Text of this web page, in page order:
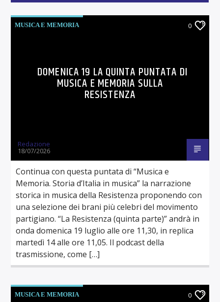
MUSICA E MEMORIA 0
DOMENICA 19 LA QUINTA PUNTATA DI
MUSICA E MEMORIA SULLA
RESISTENZA
Redazione
18/07/2026
Continua con questa puntata di “Musica e
Memoria. Storia d’Italia in musica” la narrazione
storica in musica della Resistenza proponendo con
una selezione dei brani più celebri del movimento
partigiano. “La Resistenza (quinta parte)” andrà in
onda domenica 19 luglio alle ore 11,30, in replica
martedì 14 alle ore 11,05. Il podcast della
trasmissione, come […]
MUSICA E MEMORIA 0